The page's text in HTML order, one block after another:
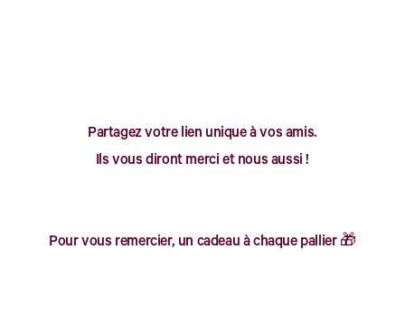
Partagez votre lien unique à vos amis.
Ils vous diront merci et nous aussi !
Pour vous remercier, un cadeau à chaque pallier 🎁